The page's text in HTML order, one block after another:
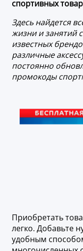
спортивных
Здесь найдется
жизни и занятий
известных
различные
постоянно
промокоды
Приобретать
легко. Добавьте
удобным